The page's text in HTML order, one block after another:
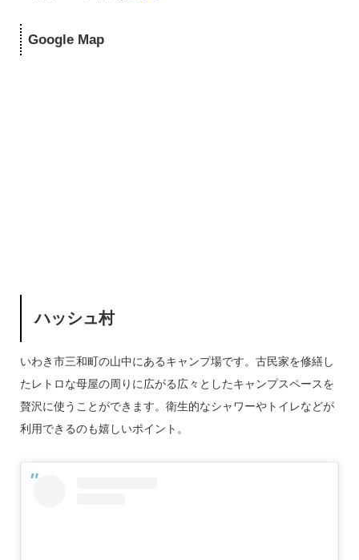
Google Map
ハッシュ村
いわき市三和町の山中にあるキャンプ場です。古民家を修繕し
たレトロな母屋の周りに広がる広々としたキャンプスペースを
贅沢に使うことができます。衛生的なシャワーやトイレなどが
利用できるのも嬉しいポイント。